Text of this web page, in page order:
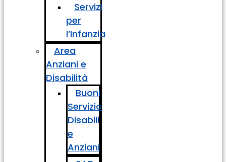
Servizi
per
l’Infanzia
Area
Anziani e
Disabilità
Buoni
Servizio
Disabili
e
Anziani